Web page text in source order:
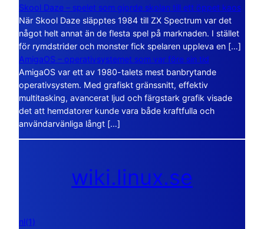
Skool Daze – spelet som gjorde skolan till ett öppet kaos
När Skool Daze släpptes 1984 till ZX Spectrum var det
något helt annat än de flesta spel på marknaden. I stället
för rymdstrider och monster fick spelaren uppleva en […]
AmigaOS – operativsystemet som var före sin tid
AmigaOS var ett av 1980-talets mest banbrytande
operativsystem. Med grafiskt gränssnitt, effektiv
multitasking, avancerat ljud och färgstark grafik visade
det att hemdatorer kunde vara både kraftfulla och
användarvänliga långt […]
wiki.linux.se
nl(1)